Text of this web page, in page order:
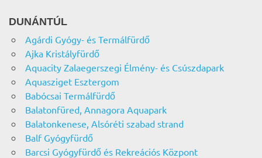
DUNÁNTÚL
Agárdi Gyógy- és Termálfürdő
Ajka Kristályfürdő
Aquacity Zalaegerszegi Élmény- és Csúszdapark
Aquasziget Esztergom
Babócsai Termálfürdő
Balatonfüred, Annagora Aquapark
Balatonkenese, Alsóréti szabad strand
Balf Gyógyfürdő
Barcsi Gyógyfürdő és Rekreációs Központ